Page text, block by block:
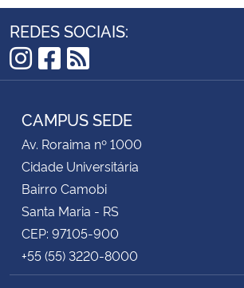
REDES SOCIAIS:
Instagram
Facebook
RSS
CAMPUS SEDE
Av. Roraima nº 1000
Cidade Universitária
Bairro Camobi
Santa Maria - RS
CEP: 97105-900
+55 (55) 3220-8000